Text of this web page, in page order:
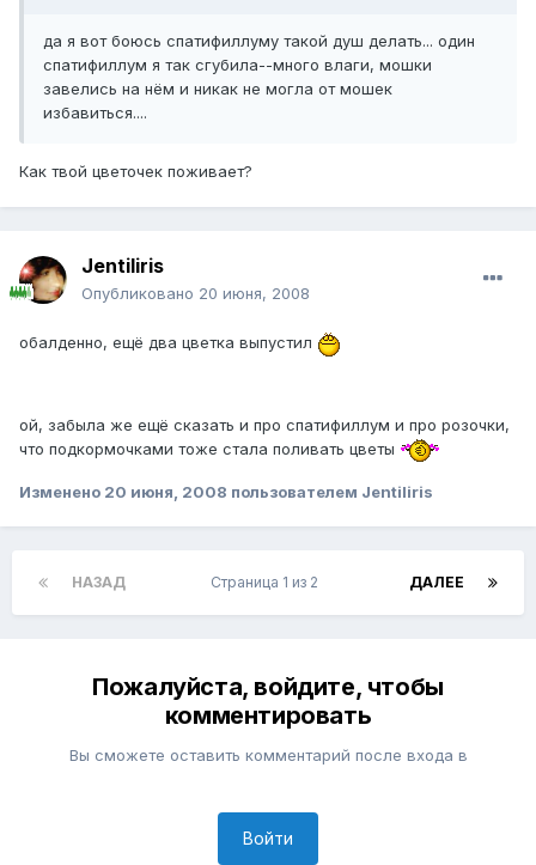
да я вот боюсь спатифиллуму такой душ делать... один
спатифиллум я так сгубила--много влаги, мошки
завелись на нём и никак не могла от мошек
избавиться....
Как твой цветочек поживает?
Jentiliris
Опубликовано 20 июня, 2008
обалденно, ещё два цветка выпустил
ой, забыла же ещё сказать и про спатифиллум и про розочки,
что подкормочками тоже стала поливать цветы
Изменено 20 июня, 2008 пользователем Jentiliris
НАЗАД ДАЛЕЕ
Страница 1 из 2
Пожалуйста, войдите, чтобы
комментировать
Вы сможете оставить комментарий после входа в
Войти